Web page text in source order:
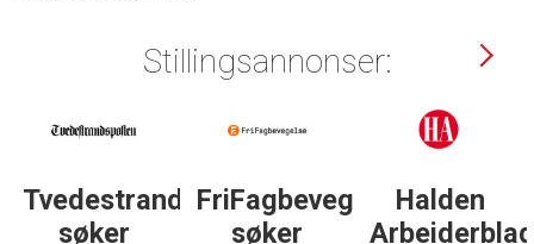
Stillingsannonser:
Tvedestrandsposten
søker
FriFagbevegelse
søker
Halden
Arbeiderblad